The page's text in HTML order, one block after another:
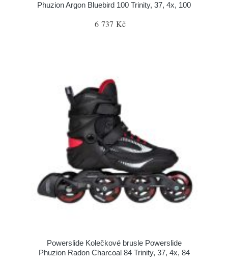
Phuzion Argon Bluebird 100 Trinity, 37, 4x, 100
6 737 Kč
Powerslide Kolečkové brusle Powerslide
Phuzion Radon Charcoal 84 Trinity, 37, 4x, 84